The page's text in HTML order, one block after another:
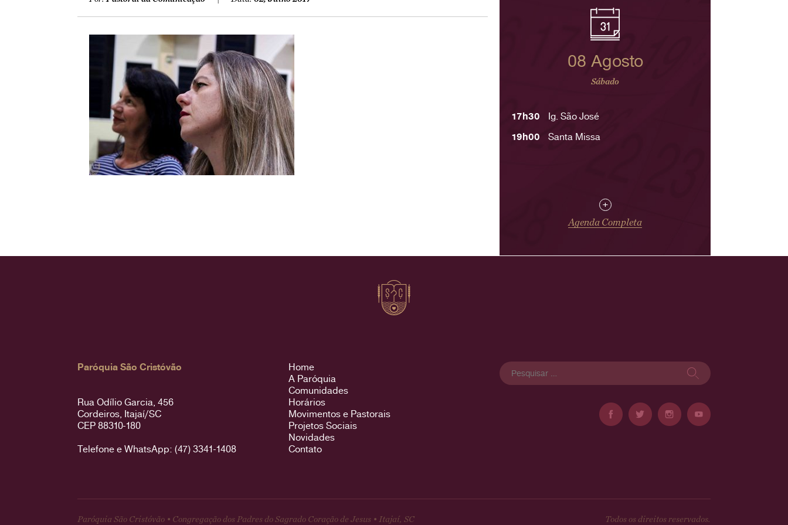
08 Agosto
Sábado
17h30
Ig. São José
19h00
Santa Missa
+
Agenda Completa
Paróquia São Cristóvão
Rua Odílio Garcia, 456
Cordeiros, Itajaí/SC
CEP 88310-180
Telefone e WhatsApp: (47) 3341-1408
Home
A Paróquia
Comunidades
Horários
Movimentos e Pastorais
Projetos Sociais
Novidades
Contato
Pesquisar
por:
Paróquia São Cristóvão • Congregação dos Padres do Sagrado Coração de Jesus • Itajaí, SC Todos os direitos reservados.